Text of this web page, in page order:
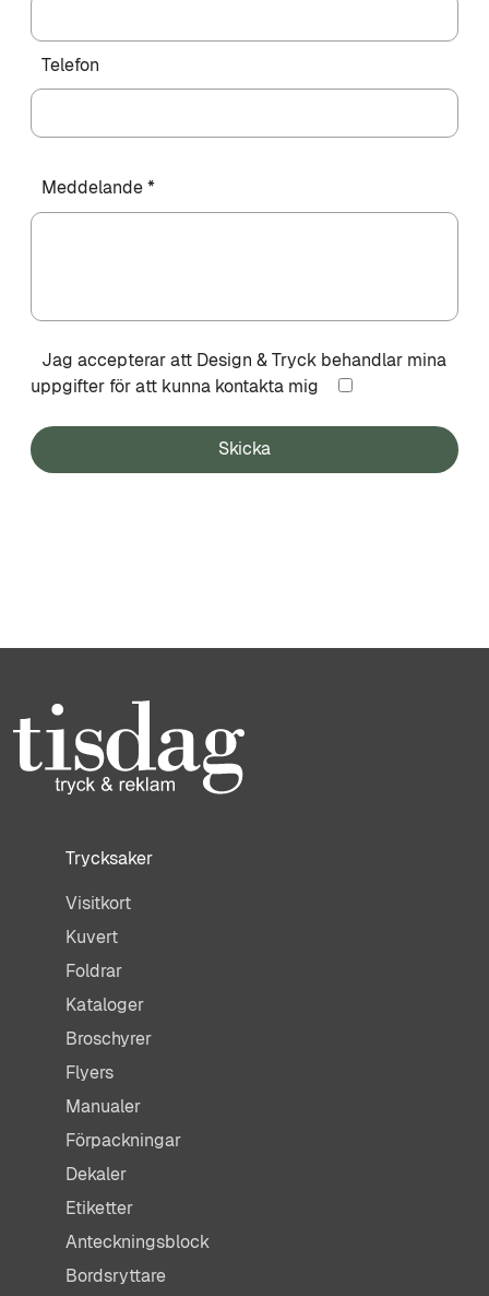
Telefon
Meddelande *
Jag accepterar att Design & Tryck behandlar mina
uppgifter för att kunna kontakta mig
Skicka
Trycksaker
Visitkort
Kuvert
Foldrar
Kataloger
Broschyrer
Flyers
Manualer
Förpackningar
Dekaler
Etiketter
Anteckningsblock
Bordsryttare